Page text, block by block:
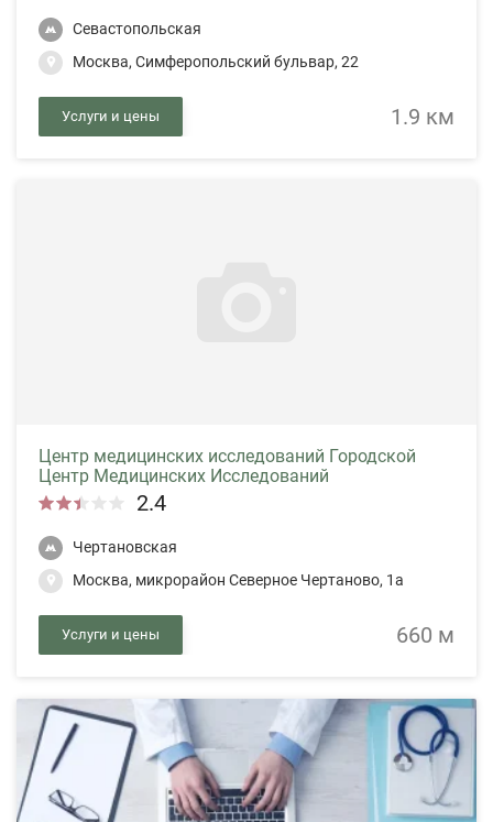
Севастопольская
Москва, Симферопольский бульвар, 22
Услуги и цены 1.9 км
Центр медицинских исследований Городской
Центр Медицинских Исследований
2.4
Чертановская
Москва, микрорайон Северное Чертаново, 1а
Услуги и цены 660 м